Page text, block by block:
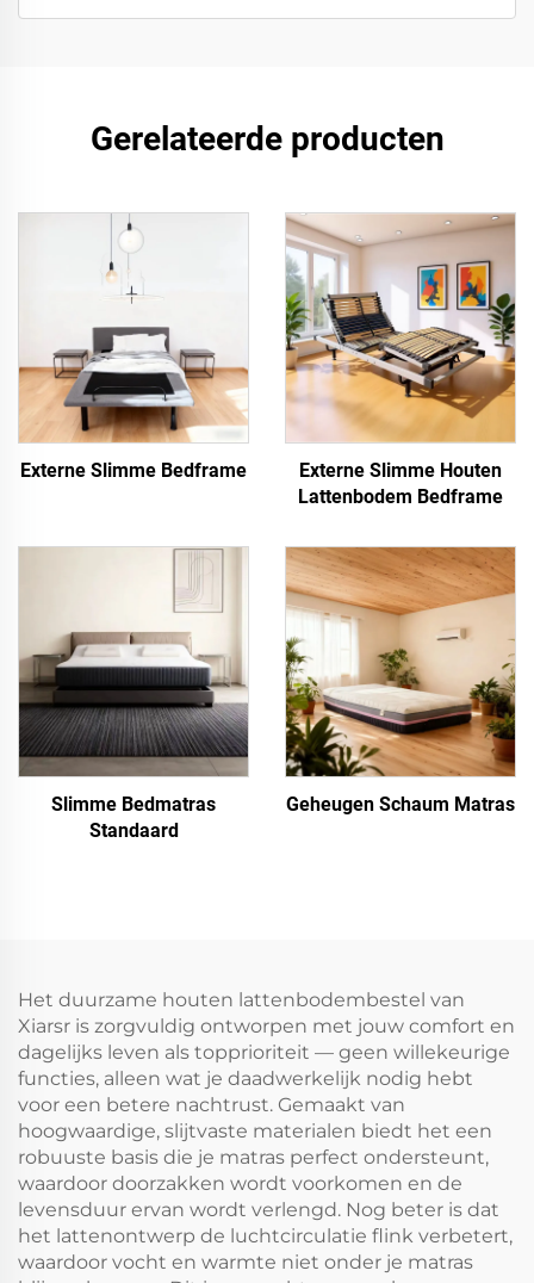
Gerelateerde producten
Externe Slimme Bedframe
Externe Slimme Houten
Lattenbodem Bedframe
Slimme Bedmatras
Standaard
Geheugen Schaum Matras
Het duurzame houten lattenbodembestel van
Xiarsr is zorgvuldig ontworpen met jouw comfort en
dagelijks leven als topprioriteit — geen willekeurige
functies, alleen wat je daadwerkelijk nodig hebt
voor een betere nachtrust. Gemaakt van
hoogwaardige, slijtvaste materialen biedt het een
robuuste basis die je matras perfect ondersteunt,
waardoor doorzakken wordt voorkomen en de
levensduur ervan wordt verlengd. Nog beter is dat
het lattenontwerp de luchtcirculatie flink verbetert,
waardoor vocht en warmte niet onder je matras